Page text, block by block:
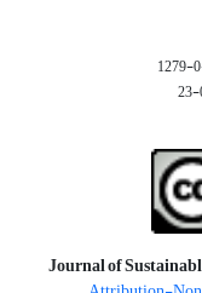
Journal of